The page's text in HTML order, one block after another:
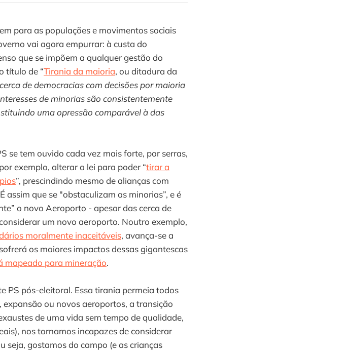
para as populações e movimentos sociais
vai agora empurrar: à custa do
que se impõem a qualquer gestão do
título de “Tirania da maioria, ou ditadura da
de democracias com decisões por maioria
de minorias são consistentemente
uma opressão comparável à das
se tem ouvido cada vez mais forte, por serras,
exemplo, alterar a lei para poder “tirar a
”, prescindindo mesmo de alianças com
assim que se "obstaculizam as minorias”, e é
o novo Aeroporto - apesar das cerca de
um novo aeroporto. Noutro exemplo,
moralmente inaceitáveis, avança-se a
os maiores impactos dessas gigantescas
mapeado para mineração.
PS pós-eleitoral. Essa tirania permeia todos
ou novos aeroportos, a transição
de uma vida sem tempo de qualidade,
nos tornamos incapazes de considerar
seja, gostamos do campo (e as crianças